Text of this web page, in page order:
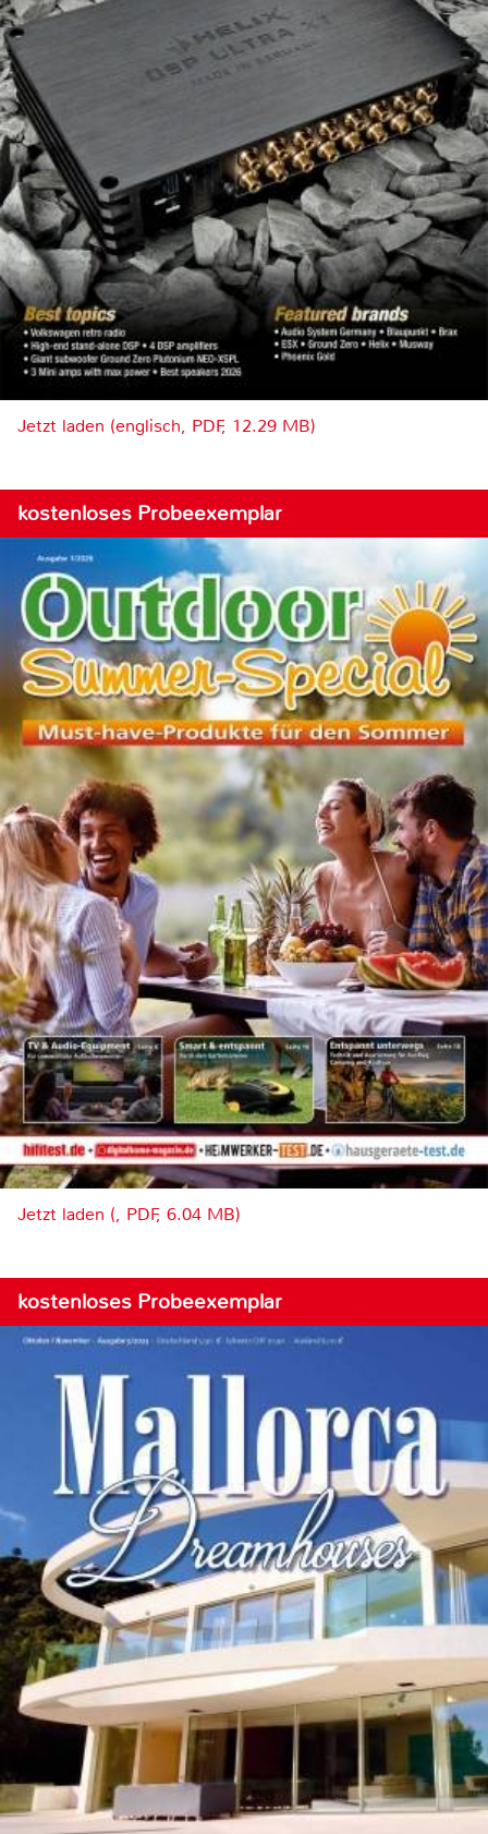
Jetzt laden (englisch, PDF, 12.29 MB)
kostenloses Probeexemplar
Jetzt laden (, PDF, 6.04 MB)
kostenloses Probeexemplar